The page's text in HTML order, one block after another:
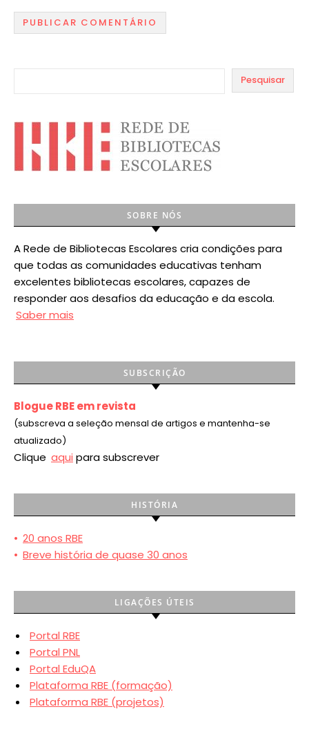
Pesquisar
SOBRE NÓS
A Rede de Bibliotecas Escolares cria condições para
que todas as comunidades educativas tenham
excelentes bibliotecas escolares, capazes de
responder aos desafios da educação e da escola.
Saber mais
SUBSCRIÇÃO
Blogue RBE em revista
(subscreva a seleção mensal de artigos e mantenha-se
atualizado)
Clique aqui para subscrever
HISTÓRIA
• 20 anos RBE
• Breve história de quase 30 anos
LIGAÇÕES ÚTEIS
Portal RBE
Portal PNL
Portal EduQA
Plataforma RBE (formação)
Plataforma RBE (projetos)